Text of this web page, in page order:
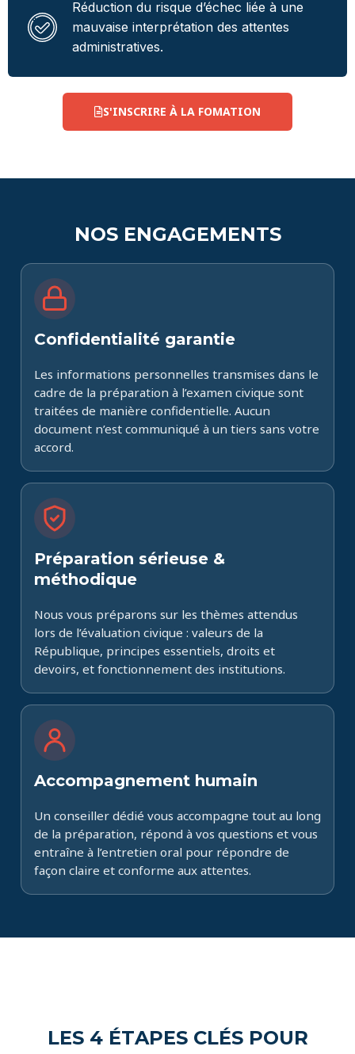
Réduction du risque d’échec liée à une
mauvaise interprétation des attentes
administratives.
S'INSCRIRE À LA FOMATION
NOS ENGAGEMENTS
Confidentialité garantie
Les informations personnelles transmises dans le
cadre de la préparation à l’examen civique sont
traitées de manière confidentielle. Aucun
document n’est communiqué à un tiers sans votre
accord.
Préparation sérieuse &
méthodique
Nous vous préparons sur les thèmes attendus
lors de l’évaluation civique : valeurs de la
République, principes essentiels, droits et
devoirs, et fonctionnement des institutions.
Accompagnement humain
Un conseiller dédié vous accompagne tout au long
de la préparation, répond à vos questions et vous
entraîne à l’entretien oral pour répondre de
façon claire et conforme aux attentes.
LES 4 ÉTAPES CLÉS POUR